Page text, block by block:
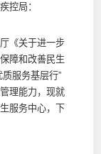
控局：
《关于进一步
障和改善民生
服务基层行”
理能力，现就
服务中心，下